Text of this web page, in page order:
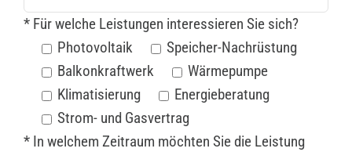
* Für welche Leistungen interessieren Sie sich?
Photovoltaik
Speicher-Nachrüstung
Balkonkraftwerk
Wärmepumpe
Klimatisierung
Energieberatung
Strom- und Gasvertrag
* In welchem Zeitraum möchten Sie die Leistung